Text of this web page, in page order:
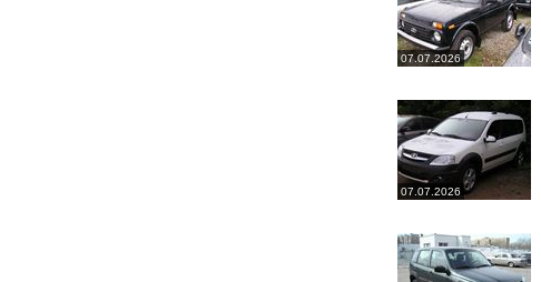
07.07.2026
07.07.2026